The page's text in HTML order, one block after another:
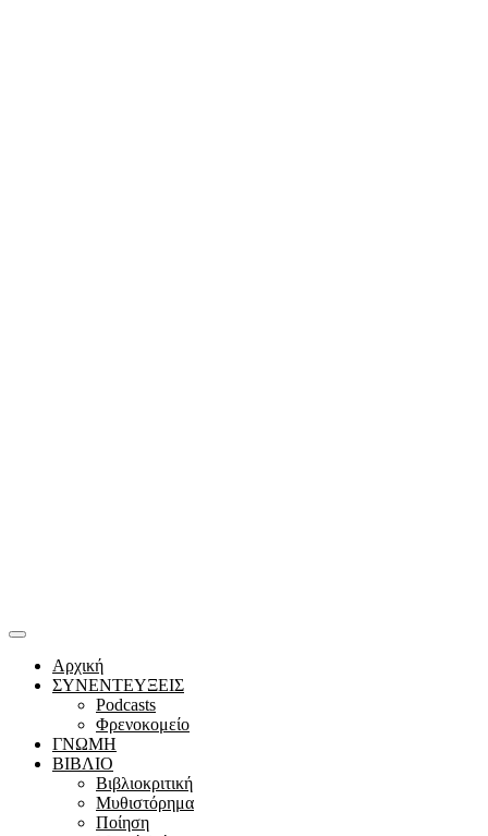
Αρχική
ΣΥΝΕΝΤΕΥΞΕΙΣ
Podcasts
Φρενοκομείο
ΓΝΩΜΗ
ΒΙΒΛΙΟ
Βιβλιοκριτική
Μυθιστόρημα
Ποίηση